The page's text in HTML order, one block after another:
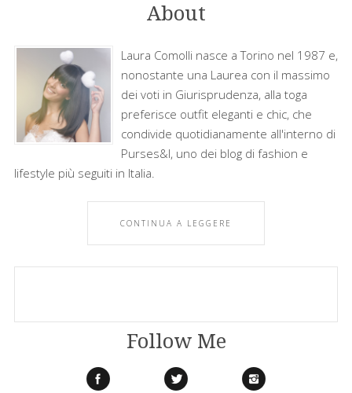
About
Laura Comolli nasce a Torino nel 1987 e,
nonostante una Laurea con il massimo
dei voti in Giurisprudenza, alla toga
preferisce outfit eleganti e chic, che
condivide quotidianamente all'interno di
Purses&I, uno dei blog di fashion e
lifestyle più seguiti in Italia.
CONTINUA A LEGGERE
Follow Me